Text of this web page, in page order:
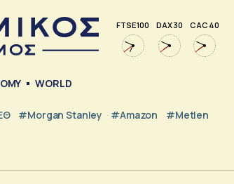
FTSE 100 DAX 30 CAC 40
WORLD
#Morgan Stanley #Amazon #Metlen